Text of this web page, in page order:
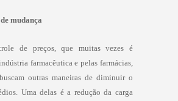
mudança
de preços, que muitas vezes é
farmacêutica e pelas farmácias,
outras maneiras de diminuir o
Uma delas é a redução da carga